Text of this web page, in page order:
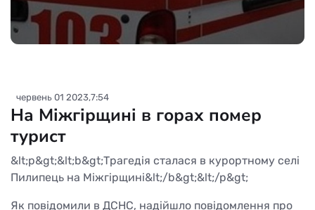
червень 01 2023,7:54
На Міжгірщині в горах помер
турист
&lt;p&gt;&lt;b&gt;Трагедія сталася в курортному селі
Пилипець на Міжгірщині&lt;/b&gt;&lt;/p&gt;
Як повідомили в ДСНС, надійшло повідомлення про